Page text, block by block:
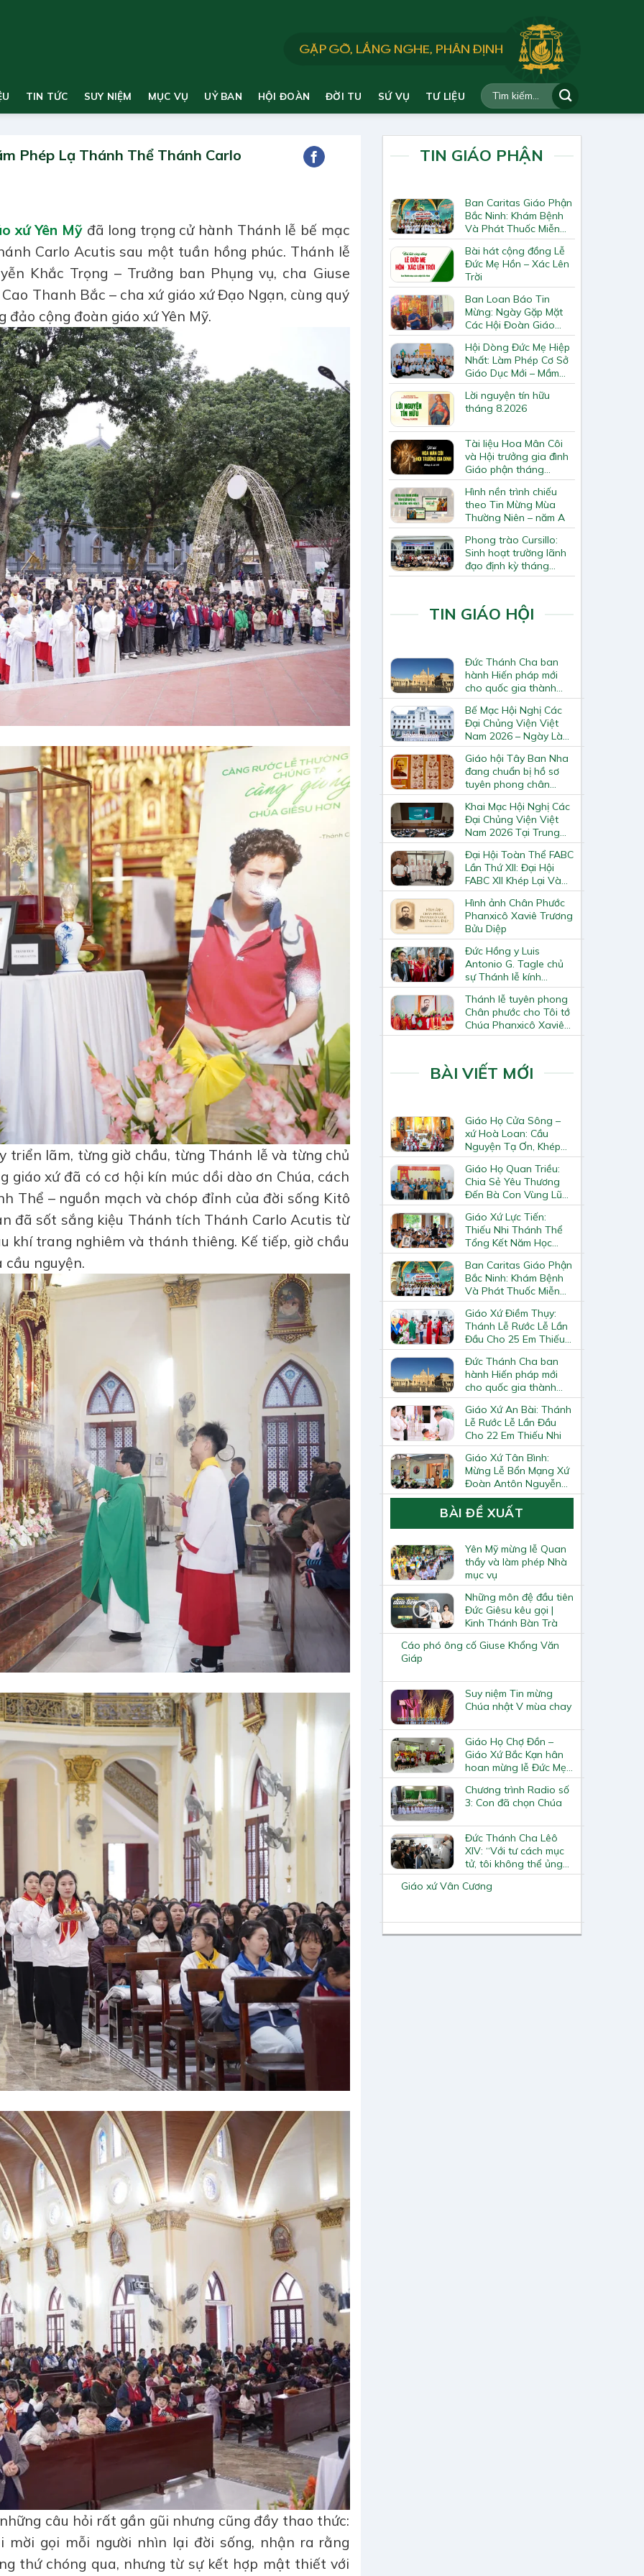
TIN TỨC SUY NIỆM MỤC VỤ UỶ BAN HỘI ĐOÀN ĐỜI TU SỨ VỤ TƯ LIỆU
Phép Lạ Thánh Thể Thánh Carlo
xứ Yên Mỹđã long trọng cử hành Thánh lễ bế mạc
Carlo Acutis sau một tuần hồng phúc. Thánh lễ
Khắc Trọng – Trưởng ban Phụng vụ, cha Giuse
Thanh Bắc – cha xứ giáo xứ Đạo Ngạn, cùng quý
cộng đoàn giáo xứ Yên Mỹ.
triển lãm, từng giờ chầu, từng Thánh lễ và từng chủ
xứ đã có cơ hội kín múc dồi dào ơn Chúa, cách
Thể – nguồn mạch và chóp đỉnh của đời sống Kitô
đã sốt sắng kiệu Thánh tích Thánh Carlo Acutis từ
khí trang nghiêm và thánh thiêng. Kế tiếp, giờ chầu
nguyện.
câu hỏi rất gần gũi nhưng cũng đầy thao thức:
mời gọi mỗi người nhìn lại đời sống, nhận ra rằng
thứ chóng qua, nhưng từ sự kết hợp mật thiết với
TIN GIÁO PHẬN
Ban Caritas Giáo Phận
Bắc Ninh: Khám Bệnh
Và Phát Thuốc Miễn
Phí Tại Giáo Xứ Đồng
Chương
Bài hát cộng đồng Lễ
Đức Mẹ Hồn – Xác Lên
Trời
Ban Loan Báo Tin
Mừng: Ngày Gặp Mặt
Các Hội Đoàn Giáo
Hạt Bắc Giang
Hội Dòng Đức Mẹ Hiệp
Nhất: Làm Phép Cơ Sở
Giáo Dục Mới – Mầm
Non Thiên Ân
Lời nguyện tín hữu
tháng 8.2026
Tài liệu Hoa Mân Côi
và Hội trưởng gia đình
Giáo phận tháng
8.2026
Hình nền trình chiếu
theo Tin Mừng Mùa
Thường Niên – năm A
Phong trào Cursillo:
Sinh hoạt trường lãnh
đạo định kỳ tháng
7/2026
TIN GIÁO HỘI
Đức Thánh Cha ban
hành Hiến pháp mới
cho quốc gia thành
Vatican
Bế Mạc Hội Nghị Các
Đại Chủng Viện Việt
Nam 2026 – Ngày Làm
Việc Cuối Cùng
Giáo hội Tây Ban Nha
đang chuẩn bị hồ sơ
tuyên phong chân
phước và phong thánh
cho 3.344 vị
Khai Mạc Hội Nghị Các
Đại Chủng Viện Việt
Nam 2026 Tại Trung
Tâm Mục Vụ Giáo
Phận Vinh
Đại Hội Toàn Thể FABC
Lần Thứ XII: Đại Hội
FABC XII Khép Lại Và
Mở Ra Một Hành Trình
Mới Cho Giáo Hội Tại
Châu Á
Hình ảnh Chân Phước
Phanxicô Xaviê Trương
Bửu Diệp
Đức Hồng y Luis
Antonio G. Tagle chủ
sự Thánh lễ kính
Thánh Tô-ma Tông đồ
tại Nhà thờ Chính tòa
Hà Nội
Thánh lễ tuyên phong
Chân phước cho Tôi tớ
Chúa Phanxicô Xaviê
Trương Bửu Diệp
BÀI VIẾT MỚI
Giáo Họ Cửa Sông –
xứ Hoà Loan: Cầu
Nguyện Tạ Ơn, Khép
Lại Khóa Huấn Luyện
Giáo Lý Viên Cấp II
Giáo Họ Quan Triều:
Chia Sẻ Yêu Thương
Đến Bà Con Vùng Lũ
Lai Châu
Giáo Xứ Lực Tiến:
Thiếu Nhi Thánh Thể
Tổng Kết Năm Học
Giáo Lý
Ban Caritas Giáo Phận
Bắc Ninh: Khám Bệnh
Và Phát Thuốc Miễn
Phí Tại Giáo Xứ Đồng
Chương
Giáo Xứ Điềm Thụy:
Thánh Lễ Rước Lễ Lần
Đầu Cho 25 Em Thiếu
Nhi
Đức Thánh Cha ban
hành Hiến pháp mới
cho quốc gia thành
Vatican
Giáo Xứ An Bài: Thánh
Lễ Rước Lễ Lần Đầu
Cho 22 Em Thiếu Nhi
Giáo Xứ Tân Bình:
Mừng Lễ Bổn Mạng Xứ
Đoàn Antôn Nguyễn
Tiến Đích Và Bế Giảng
Năm Học Giáo Lý
BÀI ĐỀ XUẤT
Yên Mỹ mừng lễ Quan
thầy và làm phép Nhà
mục vụ
Những môn đệ đầu tiên
Đức Giêsu kêu gọi |
Kinh Thánh Bàn Trà
Cáo phó ông cố Giuse Khổng Văn
Giáp
Suy niệm Tin mừng
Chúa nhật V mùa chay
Giáo Họ Chợ Đồn –
Giáo Xứ Bắc Kạn hân
hoan mừng lễ Đức Mẹ
Fatima Bổn mạng
Chương trình Radio số
3: Con đã chọn Chúa
Đức Thánh Cha Lêô
XIV: “Với tư cách mục
tử, tôi không thể ủng
hộ chiến tranh, quá
nhiều người vô tội đã
Giáo xứ Vân Cương